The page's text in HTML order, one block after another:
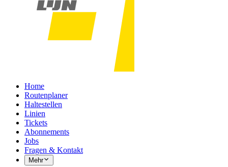
Home
Routenplaner
Haltestellen
Linien
Tickets
Abonnements
Jobs
Fragen & Kontakt
Mehr